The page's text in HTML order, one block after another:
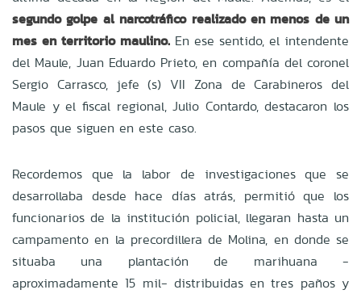
segundo golpe al narcotráfico realizado en menos de un
mes en territorio maulino. En ese sentido, el intendente
del Maule, Juan Eduardo Prieto, en compañía del coronel
Sergio Carrasco, jefe (s) VII Zona de Carabineros del
Maule y el fiscal regional, Julio Contardo, destacaron los
pasos que siguen en este caso.
Recordemos que la labor de investigaciones que se
desarrollaba desde hace días atrás, permitió que los
funcionarios de la institución policial, llegaran hasta un
campamento en la precordillera de Molina, en donde se
situaba una plantación de marihuana -
aproximadamente 15 mil- distribuidas en tres paños y